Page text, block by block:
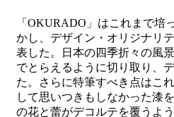
「OKURADO」はこれまで培
かし、デザイン・オリジナリ
表した。日本の四季折々の風
でとらえるように切り取り、
た。さらに特筆すべき点はこ
して思いつきもしなかった漆
の花と蕾がデコルテを覆うよ